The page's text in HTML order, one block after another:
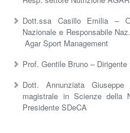
Dott.ssa Casillo Emilia –
Nazionale e Responsabile
Agar Sport Management
Prof. Gentile Bruno –
Dott. Annunziata
magistrale in Scienze della
Presidente SDeCA